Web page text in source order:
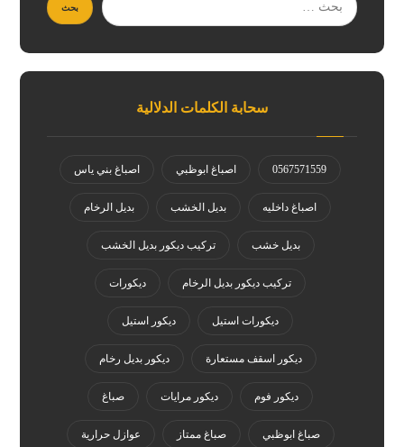
سحابة الكلمات الدلالية
0567571559 اصباغ ابوظبي اصباغ بني ياس
اصباغ داخليه بديل الخشب بديل الرخام
بديل خشب تركيب ديكور بديل الخشب
تركيب ديكور بديل الرخام ديكورات
ديكورات استيل ديكور استيل
ديكور اسقف مستعارة ديكور بديل رخام
ديكور فوم ديكور مرايات صباغ
صباغ ابوظبي صباغ ممتاز عوازل حرارية